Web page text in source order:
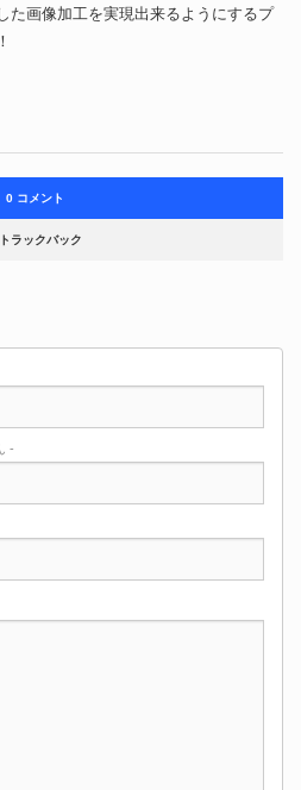
た画像加工を実現出来るようにするプ
0 コメント
ラックバック
-